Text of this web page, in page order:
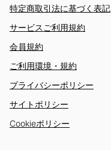
特定商取引法に基づく表記
サービスご利用規約
会員規約
ご利用環境・規約
プライバシーポリシー
サイトポリシー
Cookieポリシー